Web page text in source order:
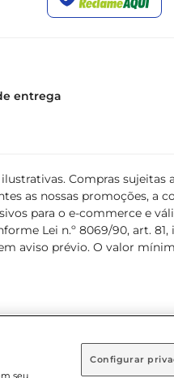
entrega
Compras
as nossas promoções, a
para o e-commerce e
Lei n.º 8069/90, art.
aviso prévio. O valor
seu
Configurar